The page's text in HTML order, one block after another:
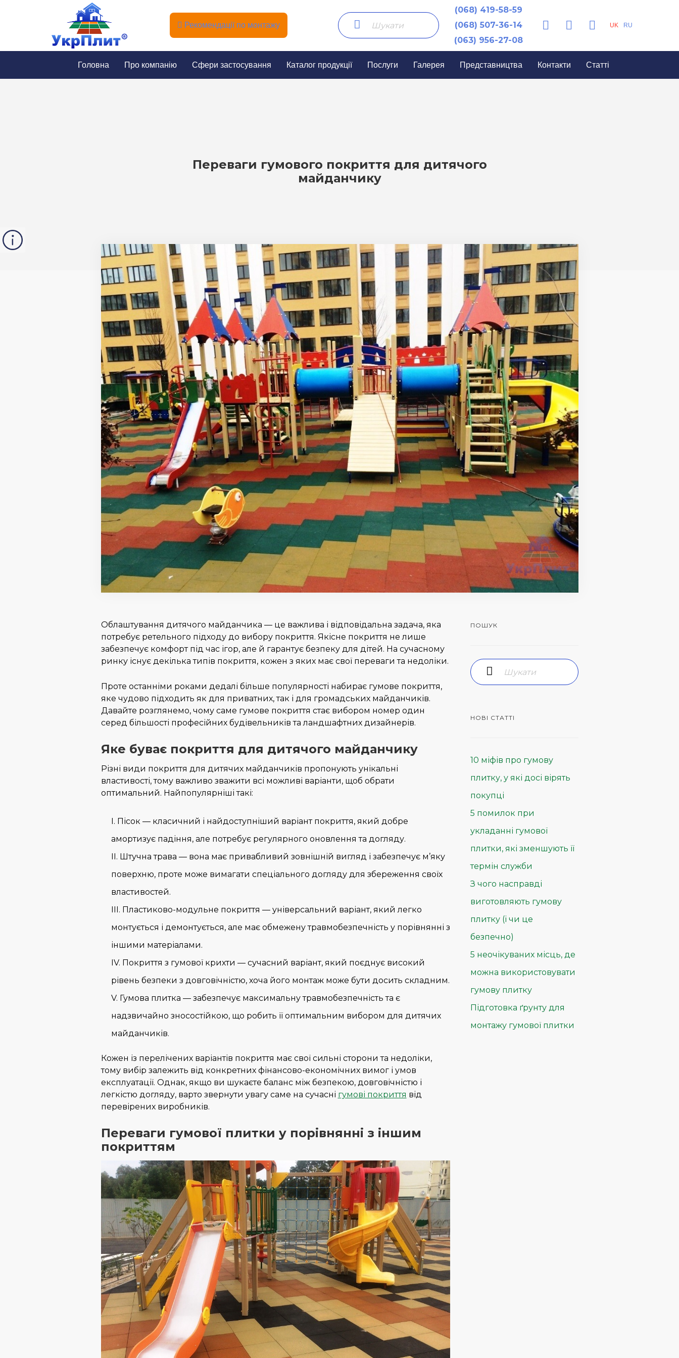
Рекомендації по монтажу
(068) 419-58-59
(068) 507-36-14
(063) 956-27-08
UK RU
Головна Про компанію Сфери застосування Каталог продукції Послуги Галерея Представництва Контакти Статті
Переваги гумового покриття для дитячого
майданчику
Облаштування дитячого майданчика — це важлива і відповідальна задача, яка
потребує ретельного підходу до вибору покриття. Якісне покриття не лише
забезпечує комфорт під час ігор, але й гарантує безпеку для дітей. На сучасному
ринку існує декілька типів покриття, кожен з яких має свої переваги та недоліки.
Проте останніми роками дедалі більше популярності набирає гумове покриття,
яке чудово підходить як для приватних, так і для громадських майданчиків.
Давайте розглянемо, чому саме гумове покриття стає вибором номер один
серед більшості професійних будівельників та ландшафтних дизайнерів.
Яке буває покриття для дитячого майданчику
Різні види покриття для дитячих майданчиків пропонують унікальні
властивості, тому важливо зважити всі можливі варіанти, щоб обрати
оптимальний. Найпопулярніші такі:
Пісок — класичний і найдоступніший варіант покриття, який добре
амортизує падіння, але потребує регулярного оновлення та догляду.
Штучна трава — вона має привабливий зовнішній вигляд і забезпечує м’яку
поверхню, проте може вимагати спеціального догляду для збереження своїх
властивостей.
Пластиково-модульне покриття — універсальний варіант, який легко
монтується і демонтується, але має обмежену травмобезпечність у порівнянні з
іншими матеріалами.
Покриття з гумової крихти — сучасний варіант, який поєднує високий
рівень безпеки з довговічністю, хоча його монтаж може бути досить складним.
Гумова плитка — забезпечує максимальну травмобезпечність та є
надзвичайно зносостійкою, що робить її оптимальним вибором для дитячих
майданчиків.
Кожен із перелічених варіантів покриття має свої сильні сторони та недоліки,
тому вибір залежить від конкретних фінансово-економічних вимог і умов
експлуатації. Однак, якщо ви шукаєте баланс між безпекою, довговічністю і
легкістю догляду, варто звернути увагу саме на сучасні гумові покриття від
перевірених виробників.
Переваги гумової плитки у порівнянні з іншим
покриттям
ПОШУК
НОВІ СТАТТІ
10 міфів про гумову
плитку, у які досі вірять
покупці
5 помилок при
укладанні гумової
плитки, які зменшують її
термін служби
З чого насправді
виготовляють гумову
плитку (і чи це
безпечно)
5 неочікуваних місць, де
можна використовувати
гумову плитку
Підготовка ґрунту для
монтажу гумової плитки